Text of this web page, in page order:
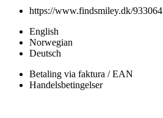
https://www.findsmiley.dk/933064
English
Norwegian
Deutsch
Betaling via faktura / EAN
Handelsbetingelser